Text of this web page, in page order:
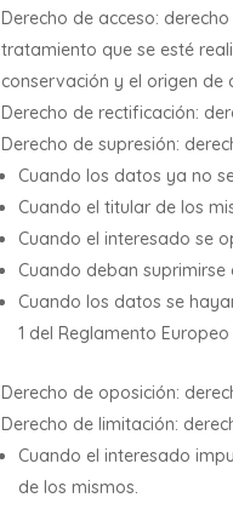
Derecho de acceso:
tratamiento que se esté
conservación y el origen de
Derecho de rectificación:
Derecho de supresión:
Cuando los datos ya no
Cuando el titular de los
Cuando el interesado se
Cuando deban
Cuando los datos se
1 del Reglamento
Derecho de oposición:
Derecho de limitación:
Cuando el interesado
de los mismos.